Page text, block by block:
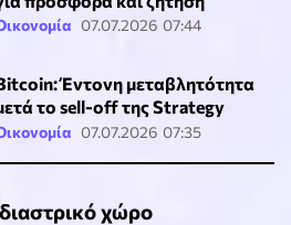
07.07.2026 07:44
Έντονη μεταβλητότητα
το sell-off της Strategy
07.07.2026 07:35
χώρο